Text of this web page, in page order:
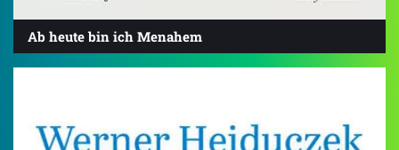
Ab heute bin ich Menahem